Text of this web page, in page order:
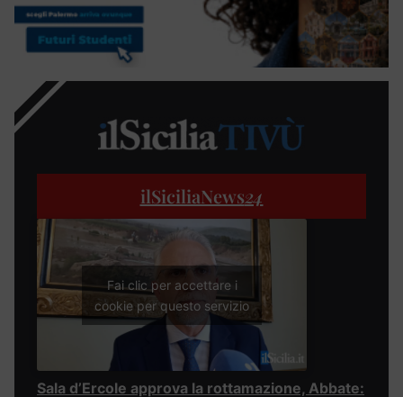
ilSiciliaNews24
Fai clic per accettare i
cookie per questo servizio
Sala d’Ercole approva la rottamazione, Abbate: